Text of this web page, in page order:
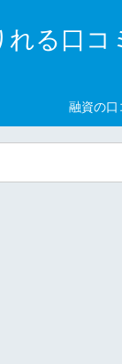
れる口コ
融資の口